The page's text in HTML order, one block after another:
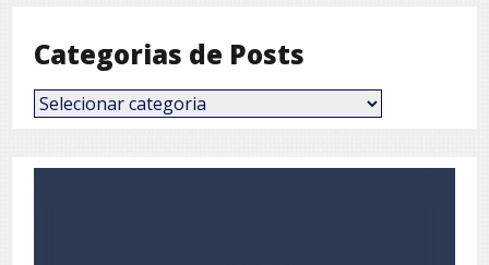
Categorias de Posts
Categorias
de